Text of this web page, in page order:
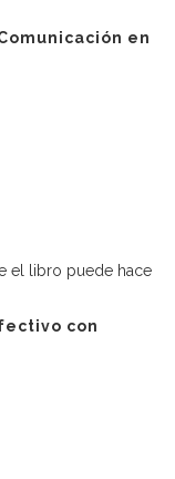
en
el libro puede hace
con